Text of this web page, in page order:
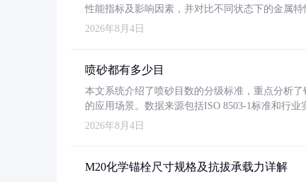
性能指标及影响因素，并对比不同状态下的金属特
2026年8月4日
喷砂都有多少目
本文系统介绍了喷砂目数的分级标准，重点分析
的应用场景。数据来源包括ISO 8503-1标准和行
2026年8月4日
M20化学锚栓尺寸规格及抗拔承载力详解